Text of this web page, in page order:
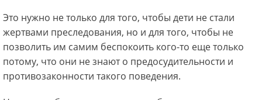
Это нужно не только для того, чтобы дети не стали
жертвами преследования, но и для того, чтобы не
позволить им самим беспокоить кого-то еще только
потому, что они не знают о предосудительности и
противозаконности такого поведения.